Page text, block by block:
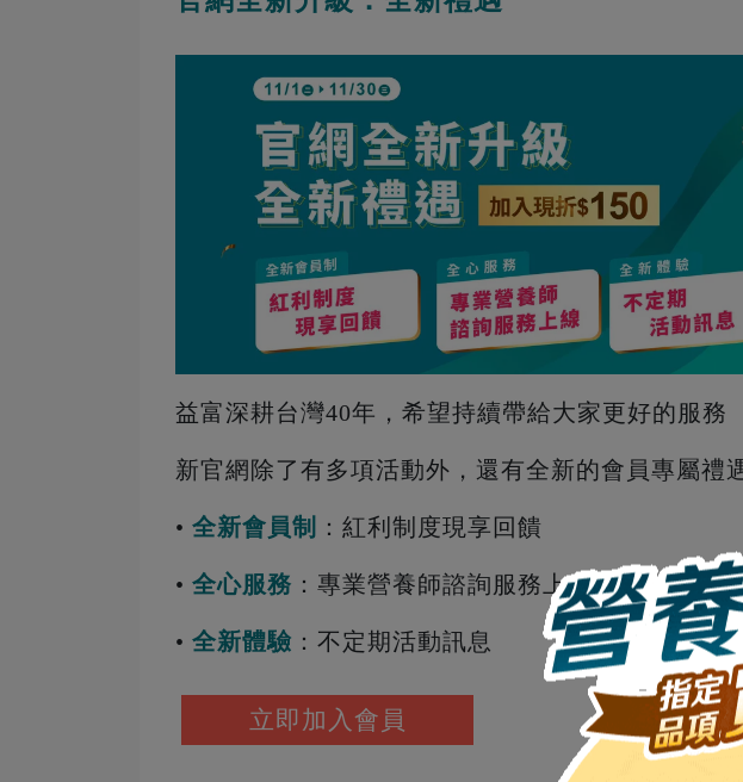
益富深耕台灣40年，希望持續帶給大家更好的服務
新官網除了有多項活動外，還有全新的會員專屬禮
• 全新會員制 ：紅利制度現享回饋
• 全心服務 ：專業營養師諮詢服務上線
• 全新體驗 ：不定期活動訊息
立即加入會員